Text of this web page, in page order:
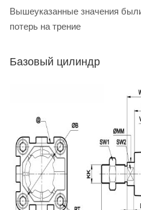
Вышеуказанные значения
потерь на трение
Базовый цилиндр